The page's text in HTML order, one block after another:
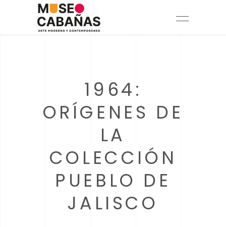
1964:
ORÍGENES DE
LA
COLECCIÓN
PUEBLO DE
JALISCO